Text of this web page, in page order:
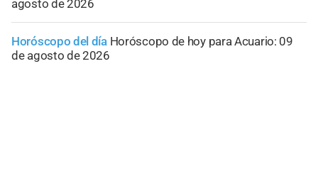
agosto de 2026
Horóscopo del día Horóscopo de hoy para Acuario: 09
de agosto de 2026